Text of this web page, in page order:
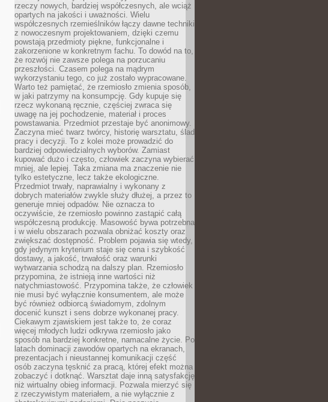
rzeczy nowych, bardziej współczesnych, ale wciąż
opartych na jakości i uważności. Wielu
współczesnych rzemieślników łączy dawne techniki
z nowoczesnym projektowaniem, dzięki czemu
powstają przedmioty piękne, funkcjonalne i
zakorzenione w konkretnym fachu. To dowód na to,
że rozwój nie zawsze polega na porzucaniu
przeszłości. Czasem polega na mądrym
wykorzystaniu tego, co już zostało wypracowane.
Warto też pamiętać, że rzemiosło zmienia sposób,
w jaki patrzymy na konsumpcję. Gdy kupuje się
rzecz wykonaną ręcznie, częściej zwraca się
uwagę na jej pochodzenie, materiał i proces
powstawania. Przedmiot przestaje być anonimowy.
Zaczyna mieć twarz twórcy, historię warsztatu, ślad
pracy i decyzji. To z kolei może prowadzić do
bardziej odpowiedzialnych wyborów. Zamiast
kupować dużo i często, człowiek zaczyna wybierać
mniej, ale lepiej. Taka zmiana ma znaczenie nie
tylko estetyczne, lecz także ekologiczne.
Przedmiot trwały, naprawialny i wykonany z
dobrych materiałów zwykle służy dłużej, a przez to
generuje mniej odpadów. Nie oznacza to
oczywiście, że rzemiosło powinno zastąpić całą
współczesną produkcję. Masowość bywa potrzebna
i w wielu obszarach pozwala obniżać koszty oraz
zwiększać dostępność. Problem pojawia się wtedy,
gdy jedynym kryterium staje się cena i szybkość
dostawy, a jakość, trwałość oraz warunki
wytwarzania schodzą na dalszy plan. Rzemiosło
przypomina, że istnieją inne wartości niż
natychmiastowość. Przypomina także, że człowiek
nie musi być wyłącznie konsumentem, ale może
być również odbiorcą świadomym, zdolnym
docenić kunszt i sens dobrze wykonanej pracy.
Ciekawym zjawiskiem jest także to, że coraz
więcej młodych ludzi odkrywa rzemiosło jako
sposób na bardziej konkretne, namacalne życie. Po
latach dominacji zawodów opartych na ekranach,
prezentacjach i nieustannej komunikacji część
osób zaczyna tęsknić za pracą, której efekt można
zobaczyć i dotknąć. Warsztat daje inną satysfakcję
niż wirtualny obieg informacji. Pozwala mierzyć się
z rzeczywistym materiałem, a nie wyłącznie z